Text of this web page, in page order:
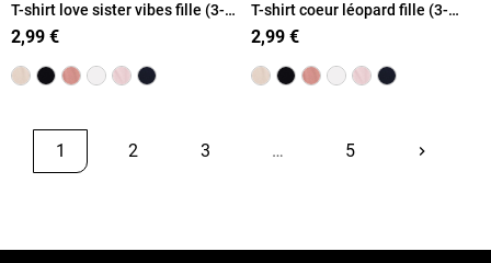
T-shirt love sister vibes fille (3-
12A)
2,99 €
T-shirt coeur léopard fille (3-
12A)
2,99 €
1 2 3 … 5 keyboard_arrow_rightSuivant